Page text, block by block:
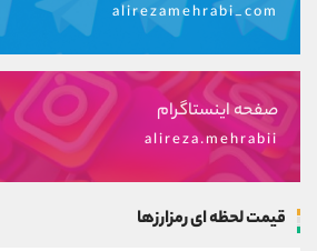
alirezamehrabi_com
صفحه اینستاگرام
alireza.mehrabii
قیمت لحظه ای رمزارزها